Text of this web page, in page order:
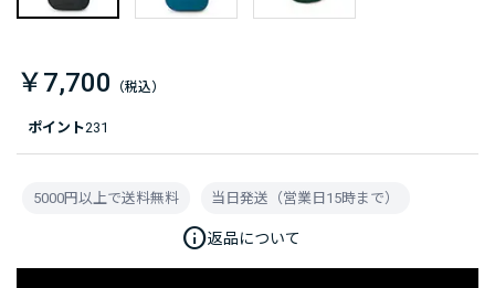
ポイント231
￥7,700
5000円以上で送料無料 当日発送（営業日15時まで）
info返品について